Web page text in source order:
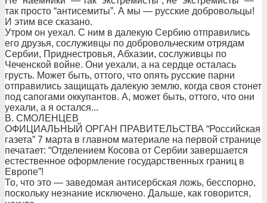
так просто “антисемиты”. А мы — русские добровольцы!
И этим все сказано.
Утром он уехал. С ним в далекую Сербию отправились
его друзья, сослуживцы по добровольческим отрядам
Сербии, Приднестровья, Абхазии, сослуживцы по
Чеченской войне. Они уехали, а на сердце осталась
грусть. Может быть, оттого, что опять русские парни
отправились защищать далекую землю, когда своя стонет
под сапогами оккупантов. А, может быть, оттого, что они
уехали, а я остался...
В. СМОЛЕНЦЕВ
ОФИЦИАЛЬНЫЙ ОРГАН ПРАВИТЕЛЬСТВА “Российская
газета” 7 марта в главном материале на первой странице
печатает: “Отделением Косова от Сербии завершается
естественное оформление государственных границ в
Европе”!
То, что это — заведомая антисербская ложь, бесспорно,
поскольку незнание исключено. Дальше, как говорится,